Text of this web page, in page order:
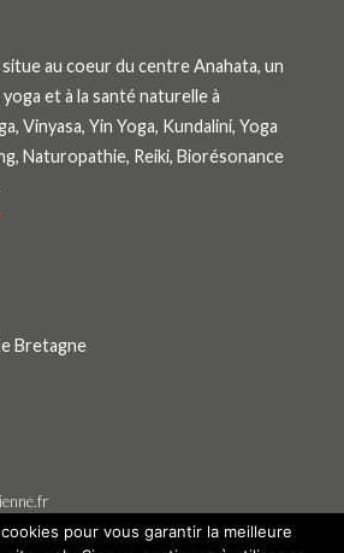
situe au coeur du centre Anahata, un
et à la santé naturelle à
Vinyasa, Yin Yoga, Kundalini, Yoga
Naturopathie, Reiki, Biorésonance
Bretagne
pour vous garantir la meilleure